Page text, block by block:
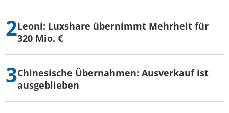
Leoni: Luxshare übernimmt Mehrheit für
320 Mio. €
Chinesische Übernahmen: Ausverkauf ist
ausgeblieben